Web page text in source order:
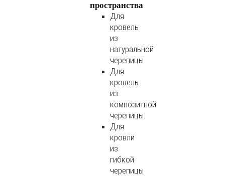
пространства
Для
кровель
из
натуральной
черепицы
Для
кровель
из
композитной
черепицы
Для
кровли
из
гибкой
черепицы